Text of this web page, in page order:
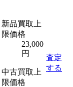
新品買取上
限価格
23,000
円
中古買取上
限価格
査定
する